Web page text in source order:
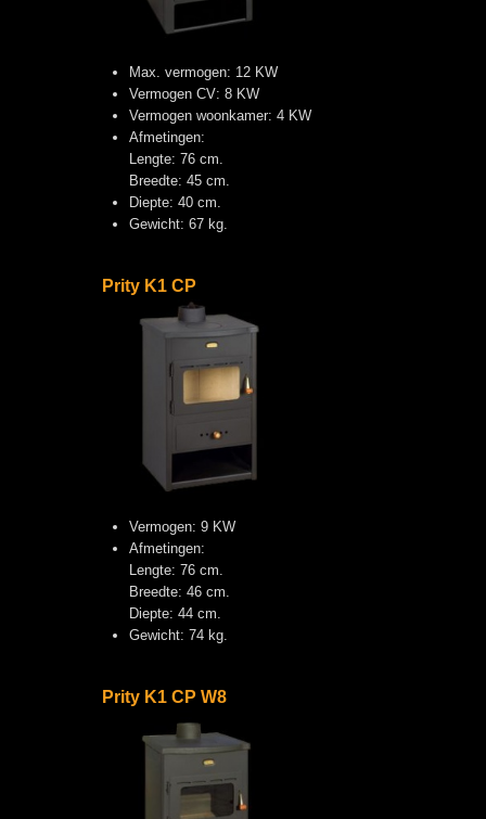
Max. vermogen: 12 KW
Vermogen CV: 8 KW
Vermogen woonkamer: 4 KW
Afmetingen:
Lengte: 76 cm.
Breedte: 45 cm.
Diepte: 40 cm.
Gewicht: 67 kg.
Prity K1 CP
Vermogen: 9 KW
Afmetingen:
Lengte: 76 cm.
Breedte: 46 cm.
Diepte: 44 cm.
Gewicht: 74 kg.
Prity K1 CP W8